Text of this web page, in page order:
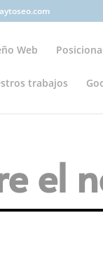
Web
trabajos
el